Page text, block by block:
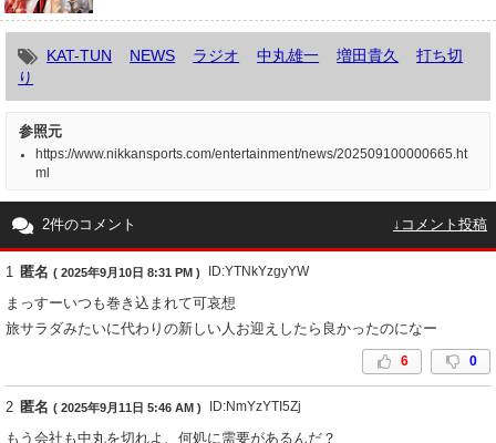
KAT-TUN NEWS ラジオ 中丸雄一 増田貴久
打ち切
り
参照元
https://www.nikkansports.com/entertainment/news/202509100000665.ht
ml
2件のコメント ↓コメント投稿
1 匿名 ( 2025年9月10日 8:31 PM ) ID:YTNkYzgyYW
まっすーいつも巻き込まれて可哀想
旅サラダみたいに代わりの新しい人お迎えしたら良かったのになー
6 0
2 匿名 ( 2025年9月11日 5:46 AM ) ID:NmYzYTI5Zj
もう会社も中丸を切れよ、何処に需要があるんだ？